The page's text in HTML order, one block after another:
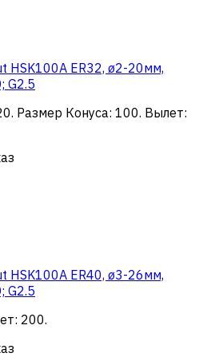
HSK100A ER32, ø2-20мм,
G2.5
. Размер Конуса: 100. Вылет:
HSK100A ER40, ø3-26мм,
G2.5
: 200.